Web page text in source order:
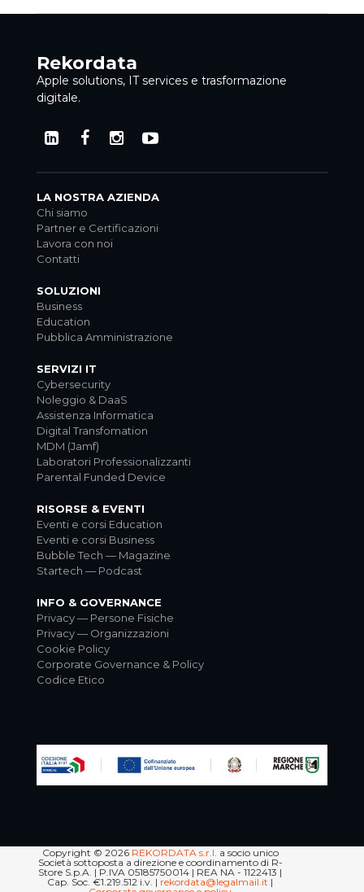
Rekordata
Apple solutions, IT services e trasformazione
digitale.
LA NOSTRA AZIENDA
Chi siamo
Partner e Certificazioni
Lavora con noi
Contatti
SOLUZIONI
Business
Education
Pubblica Amministrazione
SERVIZI IT
Cybersecurity
Noleggio & DaaS
Assistenza Informatica
Digital Transfomation
MDM (Jamf)
Laboratori Professionalizzanti
Parental Funded Device
RISORSE & EVENTI
Eventi e corsi Education
Eventi e corsi Business
Bubble Tech — Magazine
Startech — Podcast
INFO & GOVERNANCE
Privacy — Persone Fisiche
Privacy — Organizzazioni
Cookie Policy
Corporate Governance & Policy
Codice Etico
Copyright © 2026 REKORDATA s.r.l. a socio unico
Società sottoposta a direzione e coordinamento di R-
Store S.p.A. | P.IVA 05185750014 | REA NA - 1122413 |
Cap. Soc. €1.219.512 i.v. | rekordata@legalmail.it |